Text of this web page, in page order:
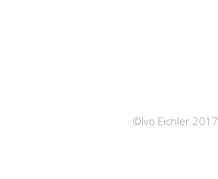
©Ivo Eichler 2017